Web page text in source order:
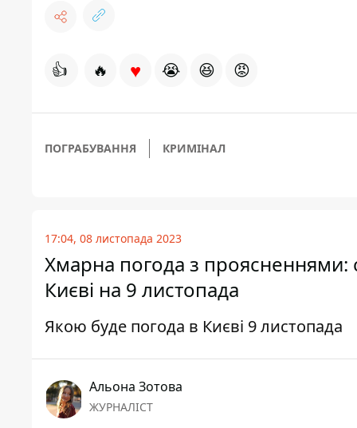
👍 🔥 ♥ 😭 😆 😡
ПОГРАБУВАННЯ КРИМІНАЛ
17:04, 08 листопада 2023
Хмарна погода з проясненнями:
Києві на 9 листопада
Якою буде погода в Києві 9 листопада
Альона Зотова
ЖУРНАЛІСТ